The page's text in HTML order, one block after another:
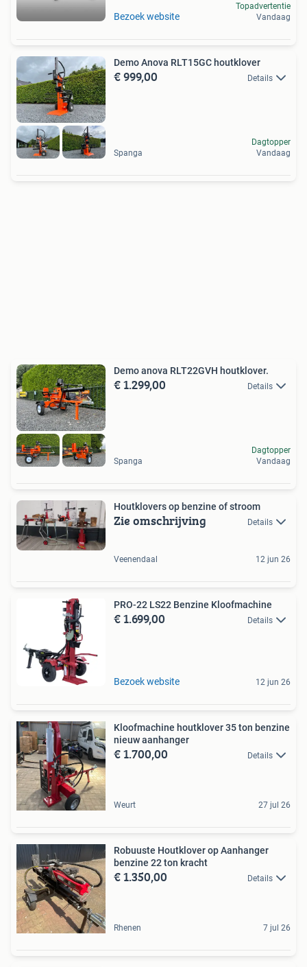
Bezoek website
Topadvertentie
Vandaag
Demo Anova RLT15GC houtklover
€ 999,00 Details
Spanga
Dagtopper
Vandaag
Demo anova RLT22GVH houtklover.
€ 1.299,00 Details
Spanga
Dagtopper
Vandaag
Houtklovers op benzine of stroom
Zie omschrijving Details
Veenendaal 12 jun 26
PRO-22 LS22 Benzine Kloofmachine
€ 1.699,00 Details
Bezoek website 12 jun 26
Kloofmachine houtklover 35 ton benzine
nieuw aanhanger
€ 1.700,00 Details
Weurt 27 jul 26
Robuuste Houtklover op Aanhanger
benzine 22 ton kracht
€ 1.350,00 Details
Rhenen 7 jul 26